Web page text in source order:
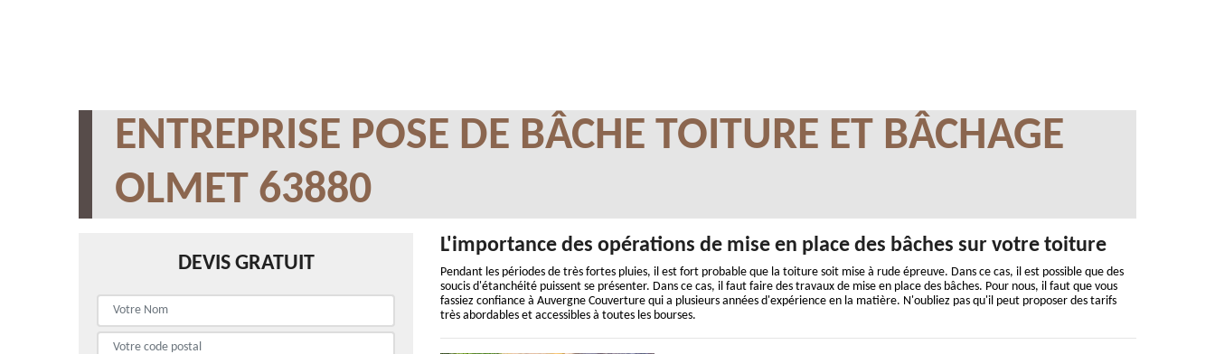
ENTREPRISE POSE DE BÂCHE TOITURE ET BÂCHAGE
OLMET 63880
DEVIS GRATUIT
L'importance des opérations de mise en place des bâches sur votre toiture
Pendant les périodes de très fortes pluies, il est fort probable que la toiture soit mise à rude épreuve. Dans ce cas, il est possible que des
soucis d'étanchéité puissent se présenter. Dans ce cas, il faut faire des travaux de mise en place des bâches. Pour nous, il faut que vous
fassiez confiance à Auvergne Couverture qui a plusieurs années d'expérience en la matière. N'oubliez pas qu'il peut proposer des tarifs
très abordables et accessibles à toutes les bourses.